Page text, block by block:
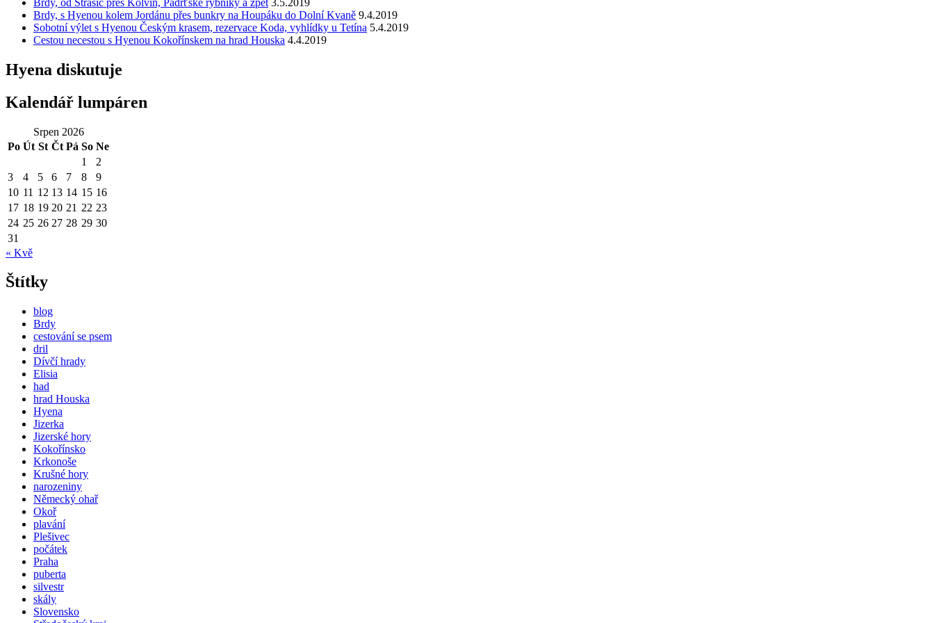
Brdy, s Hyenou kolem Jordánu přes bunkry na Houpáku do Dolní Kvaně 9.4.2019
Sobotní výlet s Hyenou Českým krasem, rezervace Koda, vyhlídky u Tetína 5.4.2019
Cestou necestou s Hyenou Kokořínskem na hrad Houska 4.4.2019
Hyena diskutuje
Kalendář lumpáren
Srpen 2026
Po Út St Čt Pá So Ne
1
2
3
4 5 6 7 8
9
10 11 12 13 14 15 16
17 18 19 20 21 22 23
24 25 26 27 28 29 30
31
« Kvě
Štítky
blog
Brdy
cestování se psem
dril
Dívčí hrady
Elisia
had
hrad Houska
Hyena
Jizerka
Jizerské hory
Kokořínsko
Krkonoše
Krušné hory
narozeniny
Německý ohař
Okoř
plavání
Plešivec
počátek
Praha
puberta
silvestr
skály
Slovensko